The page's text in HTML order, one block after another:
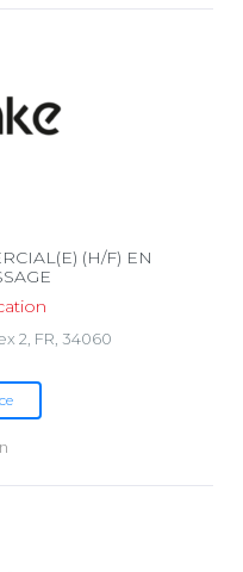
(H/F) EN
2, FR, 34060